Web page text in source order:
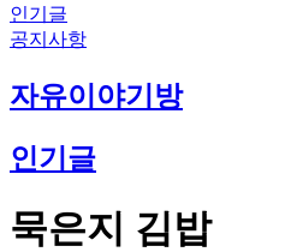
인기글
공지사항
자유이야기방
인기글
묵은지 김밥